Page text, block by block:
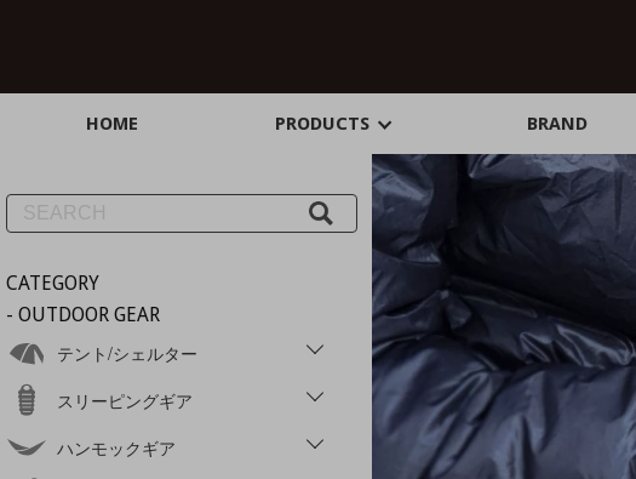
HOME PRODUCTS BRAND
CATEGORY
- OUTDOOR GEAR
テント/シェルター
スリーピングギア
ハンモックギア